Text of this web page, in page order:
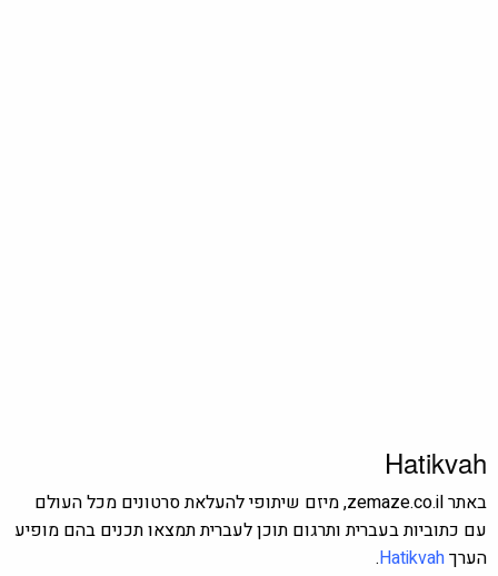
Hatikvah
באתר zemaze.co.il, מיזם שיתופי להעלאת סרטונים מכל העולם
עם כתוביות בעברית ותרגום תוכן לעברית תמצאו תכנים בהם מופיע
הערךHatikvah
.